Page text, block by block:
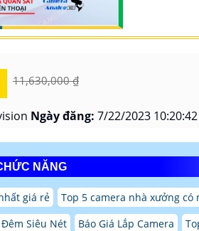
11,630,000 ₫
Ngày đăng: 7/22/2023
NĂNG
giá rẻ
Top 5 camera nhà xưởng có
Siêu Nét
Báo Giá Lắp Camera